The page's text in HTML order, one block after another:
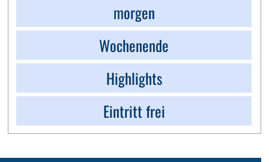
morgen
Wochenende
Highlights
Eintritt frei